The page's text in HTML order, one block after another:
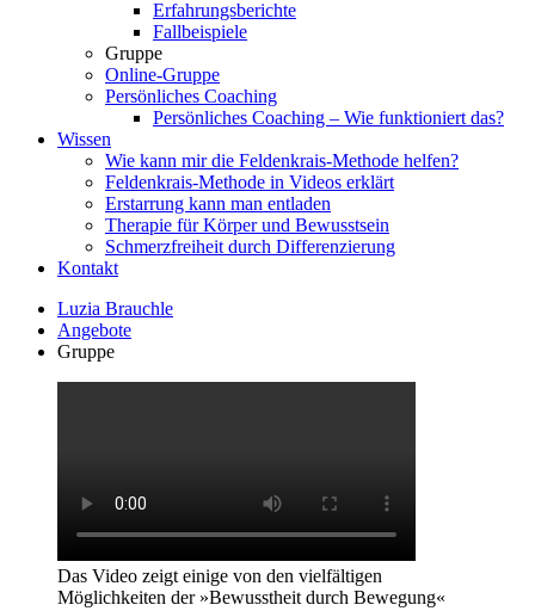
Erfahrungsberichte
Fallbeispiele
Gruppe
Online-Gruppe
Persönliches Coaching
Persönliches Coaching – Wie funktioniert das?
Wissen
Wie kann mir die Feldenkrais-Methode helfen?
Feldenkrais-Methode in Videos erklärt
Erstarrung kann man entladen
Therapie für Körper und Bewusstsein
Schmerzfreiheit durch Differenzierung
Kontakt
Luzia Brauchle
Angebote
Gruppe
Das Video zeigt einige von den vielfältigen
Möglichkeiten der »Bewusstheit durch Bewegung«